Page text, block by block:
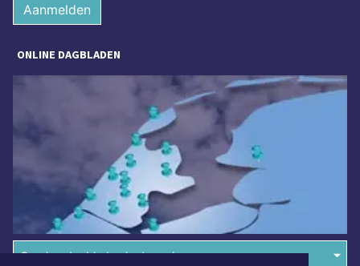
Aanmelden
ONLINE DAGBLADEN
Overige dagbladen in de regio